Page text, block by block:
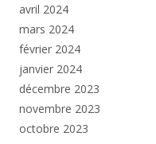
avril 2024
mars 2024
février 2024
janvier 2024
décembre 2023
novembre 2023
octobre 2023